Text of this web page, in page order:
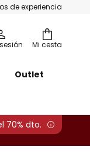
de experiencia
Mi cesta
Outlet
70% dto.